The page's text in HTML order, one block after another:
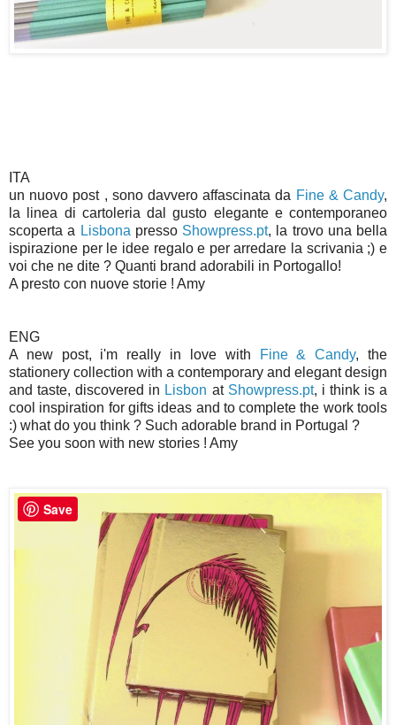
ITA
un nuovo post , sono davvero affascinata da Fine & Candy,
la linea di cartoleria dal gusto elegante e contemporaneo
scoperta a Lisbona presso Showpress.pt, la trovo una bella
ispirazione per le idee regalo e per arredare la scrivania ;) e
voi che ne dite ? Quanti brand adorabili in Portogallo!
A presto con nuove storie ! Amy
ENG
A new post, i'm really in love with
Fine & Candy, the
stationery collection with a contemporary and elegant design
and taste, discovered in Lisbon at Showpress.pt, i think is a
cool inspiration for gifts ideas and to complete the work tools
:) what do you think ? Such adorable brand in Portugal ?
See you soon with new stories ! Amy
Save